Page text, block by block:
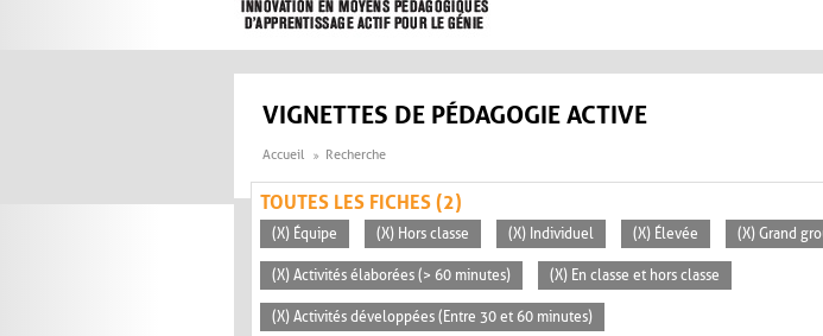
VIGNETTES DE PÉDAGOGIE ACTIVE
Accueil Recherche
TOUTES LES FICHES (2)
(X) Équipe (X) Hors classe (X) Individuel (X) Élevée (X) Grand
(X) Activités élaborées (> 60 minutes) (X) En classe et hors classe
(X) Activités développées (Entre 30 et 60 minutes)